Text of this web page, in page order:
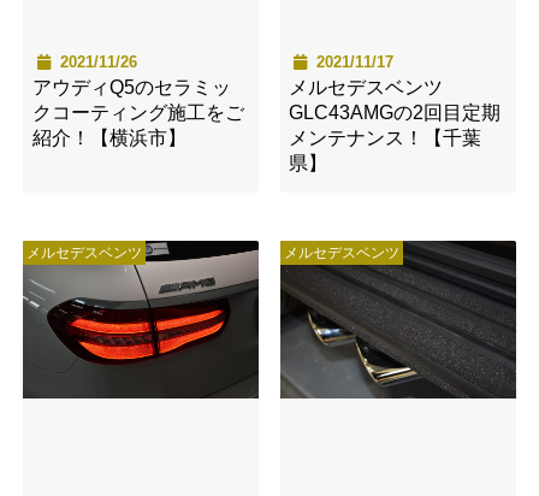
2021/11/26
アウディQ5のセラミッ
クコーティング施工をご
紹介！【横浜市】
2021/11/17
メルセデスベンツ
GLC43AMGの2回目定期
メンテナンス！【千葉
県】
メルセデスベンツ メルセデスベンツ